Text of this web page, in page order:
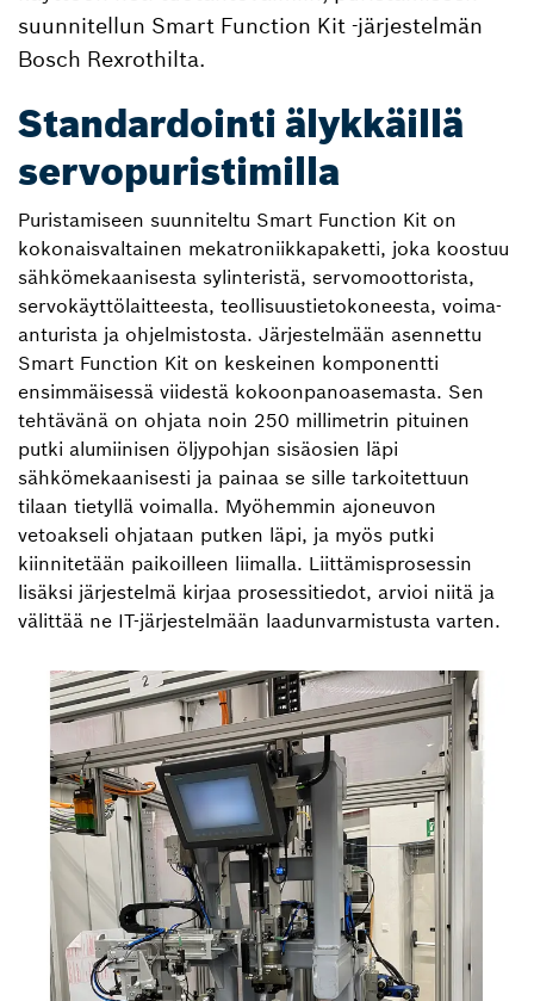
suunnitellun Smart Function Kit ‑järjestelmän
Bosch Rexrothilta.
Standardointi älykkäillä
servopuristimilla
Puristamiseen suunniteltu Smart Function Kit on
kokonaisvaltainen mekatroniikkapaketti, joka koostuu
sähkömekaanisesta sylinteristä, servomoottorista,
servokäyttölaitteesta, teollisuustietokoneesta, voima-
anturista ja ohjelmistosta. Järjestelmään asennettu
Smart Function Kit on keskeinen komponentti
ensimmäisessä viidestä kokoonpanoasemasta. Sen
tehtävänä on ohjata noin 250 millimetrin pituinen
putki alumiinisen öljypohjan sisäosien läpi
sähkömekaanisesti ja painaa se sille tarkoitettuun
tilaan tietyllä voimalla. Myöhemmin ajoneuvon
vetoakseli ohjataan putken läpi, ja myös putki
kiinnitetään paikoilleen liimalla. Liittämisprosessin
lisäksi järjestelmä kirjaa prosessitiedot, arvioi niitä ja
välittää ne IT-järjestelmään laadunvarmistusta varten.